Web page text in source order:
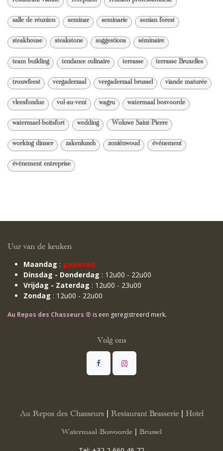
salle de réunion seminar seminarie sonian forest
steakhouse steakstone suggestions séminaire
team building tendance culinaire terrasse terrasse Bruxelles
trouwfeest vergaderzaal vergaderzaal brussel viande maturée
vleesfondue vol-au-vent wagyu watermaal bosvoorde
watermael-boitsfort wedding Woluwe Saint-Pierre
working dinner zakenlunch zoniënwoud événement
événement entreprise
Uur van de keuken
Maandag : gesloten
Dinsdag - Donderdag : 12u00 - 22u00
Vrijdag - Zaterdag : 12u00 - 23u00
Zondag : 12u00 - 22u00
Au Repos des Chasseurs ® is een geregistreerd merk.
Volg ons
Au Repos des Chasseurs | Restaurant Brasserie | Hotel
Watermaal-Bosvoorde | Brussel